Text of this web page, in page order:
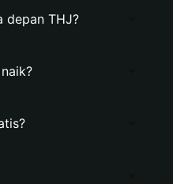
depan THJ?